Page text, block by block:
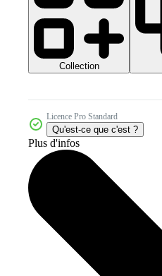
Collection
Licence Pro Standard
Qu'est-ce que c'est ?
Plus d'infos